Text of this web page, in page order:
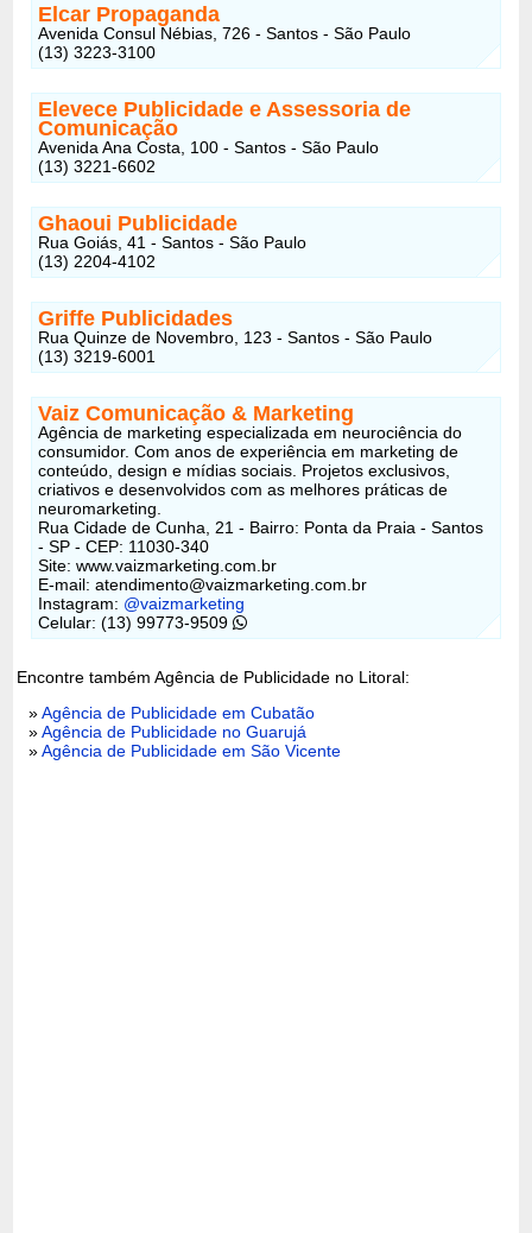
Elcar Propaganda
Avenida Consul Nébias, 726 - Santos - São Paulo
(13) 3223-3100
Elevece Publicidade e Assessoria de
Comunicação
Avenida Ana Costa, 100 - Santos - São Paulo
(13) 3221-6602
Ghaoui Publicidade
Rua Goiás, 41 - Santos - São Paulo
(13) 2204-4102
Griffe Publicidades
Rua Quinze de Novembro, 123 - Santos - São Paulo
(13) 3219-6001
Vaiz Comunicação & Marketing
Agência de marketing especializada em neurociência do
consumidor. Com anos de experiência em marketing de
conteúdo, design e mídias sociais. Projetos exclusivos,
criativos e desenvolvidos com as melhores práticas de
neuromarketing.
Rua Cidade de Cunha, 21 - Bairro: Ponta da Praia - Santos
- SP - CEP: 11030-340
Site: www.vaizmarketing.com.br
E-mail: atendimento@vaizmarketing.com.br
Instagram: @vaizmarketing
Celular: (13) 99773-9509
Encontre também Agência de Publicidade no Litoral:
»Agência de Publicidade em Cubatão
»Agência de Publicidade no Guarujá
»Agência de Publicidade em São Vicente